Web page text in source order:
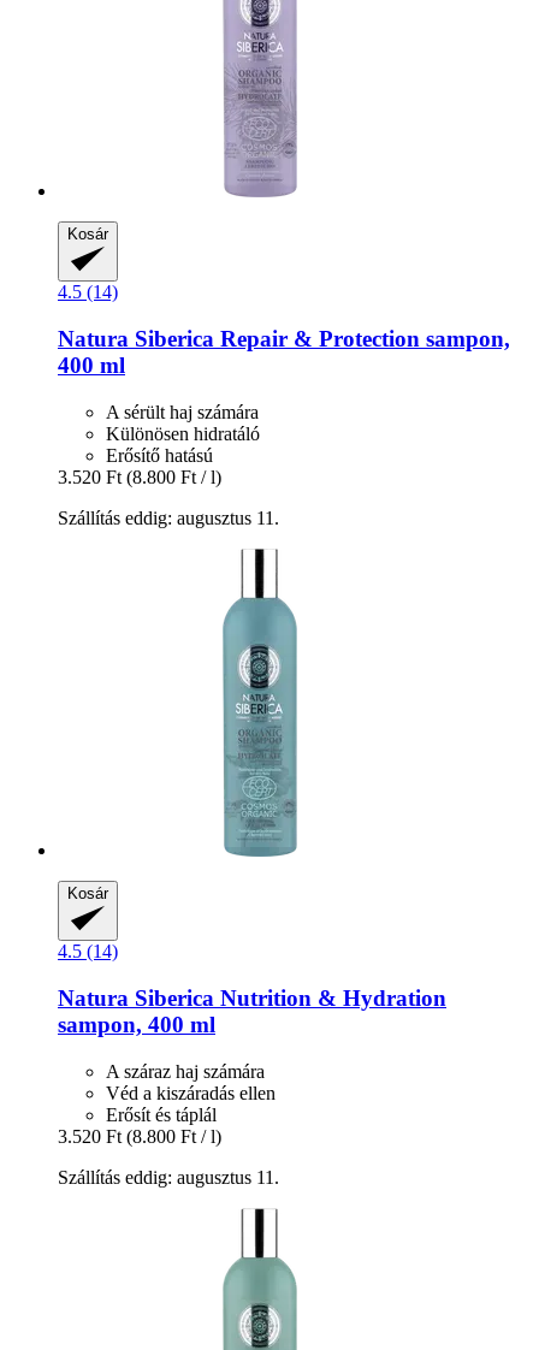
Kosár
4.5 (14)
Natura Siberica Repair & Protection sampon,
400 ml
A sérült haj számára
Különösen hidratáló
Erősítő hatású
3.520 Ft (8.800 Ft / l)
Szállítás eddig: augusztus 11.
Kosár
4.5 (14)
Natura Siberica Nutrition & Hydration
sampon, 400 ml
A száraz haj számára
Véd a kiszáradás ellen
Erősít és táplál
3.520 Ft (8.800 Ft / l)
Szállítás eddig: augusztus 11.